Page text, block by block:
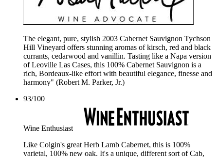
The elegant, pure, stylish 2003 Cabernet Sauvignon Tychson
Hill Vineyard offers stunning aromas of kirsch, red and black
currants, cedarwood and vanillin. Tasting like a Napa version
of Leoville Las Cases, this 100% Cabernet Sauvignon is a
rich, Bordeaux-like effort with beautiful elegance, finesse and
harmony" (Robert M. Parker, Jr.)
93/100
Wine Enthusiast
Like Colgin's great Herb Lamb Cabernet, this is 100%
varietal, 100% new oak. It's a unique, different sort of Cab,